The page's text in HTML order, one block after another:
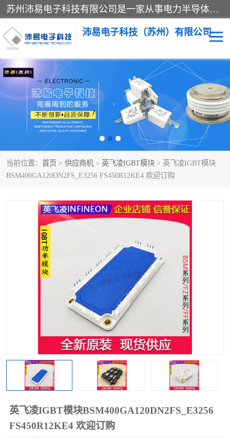
苏州沛易电子科技有限公司是一家从事电力半导体器件和电子元器件的专业代理及分销商，产品包括：IGBT模块、IPM模块、PIM模块、二极管、三极管、可控硅、整流桥、IGBT单管、IGBT电路驱动板、GTR达林顿模块、快恢复二极管、肖特基二极管、熔断器、IC集成电路、快速熔断器等。
沛易电子科技（苏州）有限公司
当前位置： 首页 > 供应商机 > 英飞凌IGBT模块 > 英飞凌IGBT模块
BSM400GA120DN2FS_E3256 FS450R12KE4 欢迎订购
英飞凌IGBT模块BSM400GA120DN2FS_E3256
FS450R12KE4 欢迎订购
西门康 英飞凌
快恢复二极管 英飞凌IGBT模块
英飞凌可控硅模块 IXYS艾赛斯可控硅
SEMIKRON西门康IGBT SEMIKRON西门康可控硅
器
MOS管场效应管 晶闸管